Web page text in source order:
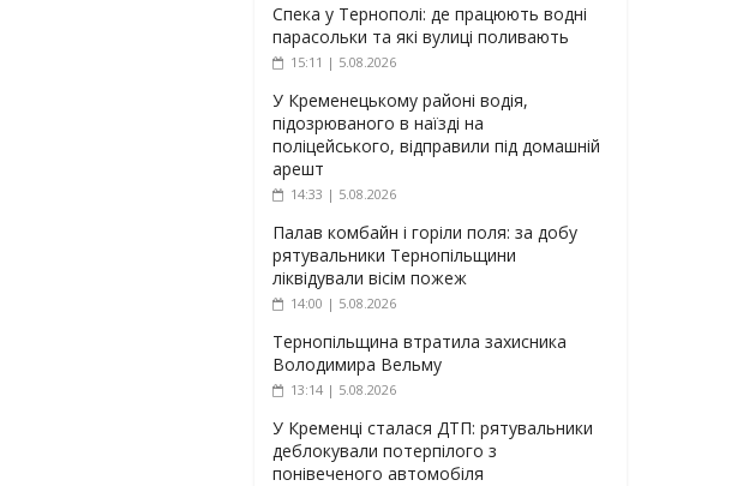
Спека у Тернополі: де працюють водні
парасольки та які вулиці поливають
15:11 | 5.08.2026
У Кременецькому районі водія,
підозрюваного в наїзді на
поліцейського, відправили під домашній
арешт
14:33 | 5.08.2026
Палав комбайн і горіли поля: за добу
рятувальники Тернопільщини
ліквідували вісім пожеж
14:00 | 5.08.2026
Тернопільщина втратила захисника
Володимира Вельму
13:14 | 5.08.2026
У Кременці сталася ДТП: рятувальники
деблокували потерпілого з
понівеченого автомобіля